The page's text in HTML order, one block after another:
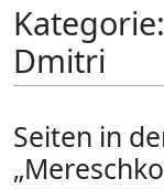
Kategorie:
Dmitri
Seiten in